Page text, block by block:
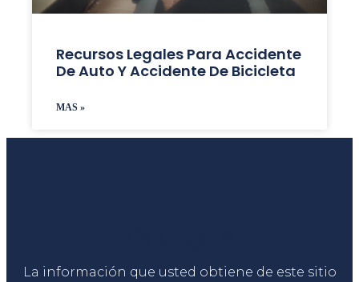
Recursos Legales Para Accidente
De Auto Y Accidente De Bicicleta
MAS »
La información que usted obtiene de este sitio